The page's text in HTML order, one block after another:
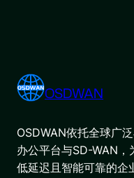
OSDWAN
OSDWAN依托全球广
办公平台与SD-WAN，
低延迟且智能可靠的企